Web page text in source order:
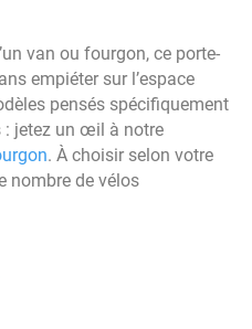
van ou fourgon, ce porte-
empiéter sur l’espace
pensés spécifiquement
: jetez un œil à notre
. À choisir selon votre
nombre de vélos